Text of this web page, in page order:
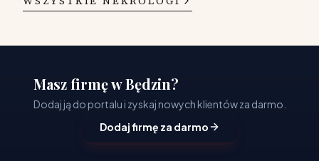
Masz firmę w Będzin?
Dodaj ją do portalu i zyskaj nowych klientów za darmo.
Dodaj firmę za darmo